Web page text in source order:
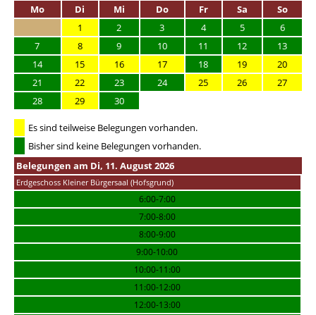
Mo
Di Mi Do Fr Sa
So
1
2 3 4 5
6
7
8 9 10 11 12
13
14
15 16 17 18 19
20
21
22 23 24 25 26
27
28
29 30
Es sind teilweise Belegungen vorhanden.
Bisher sind keine Belegungen vorhanden.
Belegungen am Di, 11. August 2026
Erdgeschoss Kleiner Bürgersaal (Hofsgrund)
6:00-7:00
7:00-8:00
8:00-9:00
9:00-10:00
10:00-11:00
11:00-12:00
12:00-13:00